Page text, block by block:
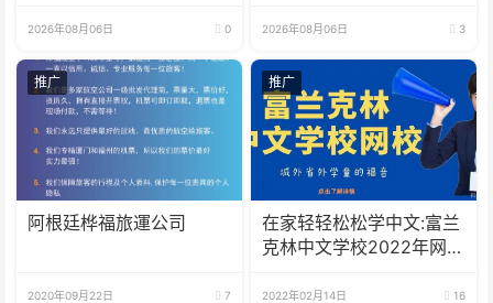
2026年08月06日 0 2026年08月06日 3
推广
阿根廷桦福旅運公司
2020年09月22日 7
推广
在家轻轻松松学中文:富兰
克林中文学校2022年网校
2022年02月14日 16